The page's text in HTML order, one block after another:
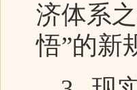
济体系
悟”的新